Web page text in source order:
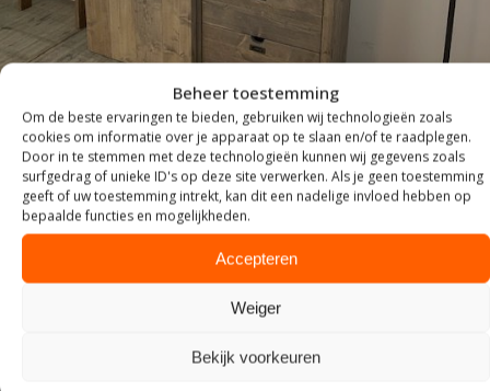
Beheer toestemming
Om de beste ervaringen te bieden, gebruiken wij technologieën zoals
cookies om informatie over je apparaat op te slaan en/of te raadplegen.
Door in te stemmen met deze technologieën kunnen wij gegevens zoals
surfgedrag of unieke ID's op deze site verwerken. Als je geen toestemming
geeft of uw toestemming intrekt, kan dit een nadelige invloed hebben op
bepaalde functies en mogelijkheden.
Accepteren
Weiger
Bekijk voorkeuren
TUIN